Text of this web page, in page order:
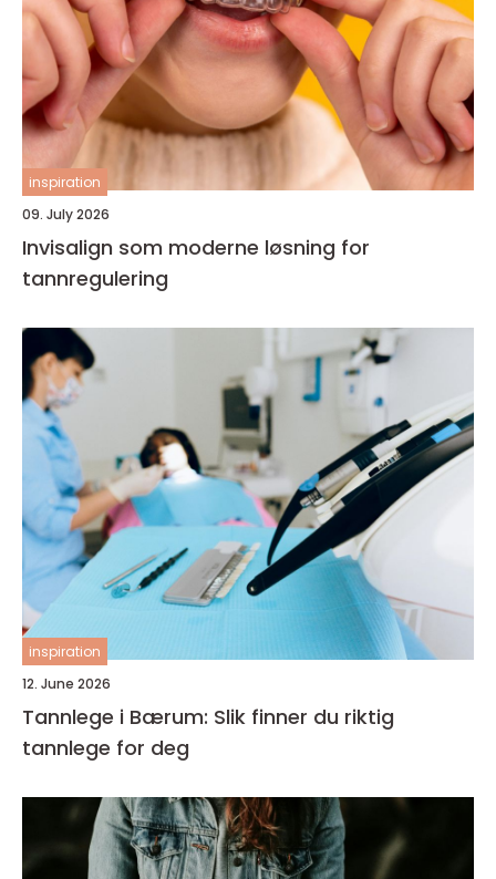
inspiration
09. July 2026
Invisalign som moderne løsning for
tannregulering
inspiration
12. June 2026
Tannlege i Bærum: Slik finner du riktig
tannlege for deg